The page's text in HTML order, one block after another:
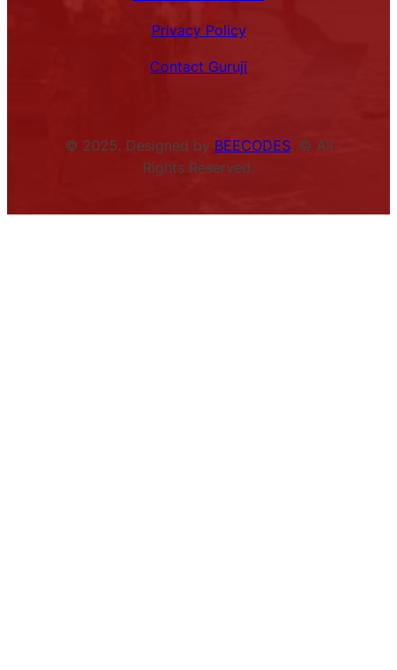
Privacy Policy
Contact Guruji
© 2025. Designed by BEECODES. © All
Rights Reserved.